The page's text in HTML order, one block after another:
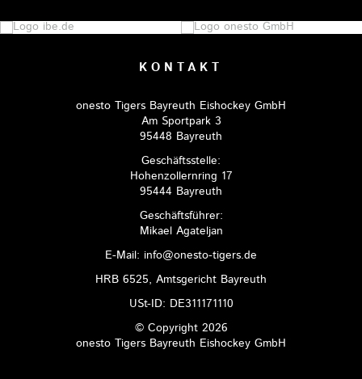
KONTAKT
onesto Tigers Bayreuth Eishockey GmbH
Am Sportpark 3
95448 Bayreuth
Geschäftsstelle:
Hohenzollernring 17
95444 Bayreuth
Geschäftsführer:
Mikael Agateljan
E-Mail: info@onesto-tigers.de
HRB 6525, Amtsgericht Bayreuth
USt-ID: DE311171110
© Copyright 2026
onesto Tigers Bayreuth Eishockey GmbH